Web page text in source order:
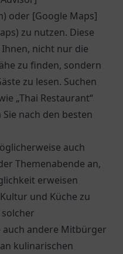
oder [Google Maps]
zu nutzen. Diese
nicht nur die
zu finden, sondern
zu lesen. Suchen
„Thai Restaurant“
nach den besten
auch
Themenabende an,
erweisen
und Küche zu
andere Mitbürger
kulinarischen